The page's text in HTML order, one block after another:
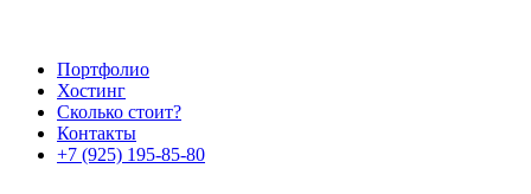
Портфолио
Хостинг
Сколько стоит?
Контакты
+7 (925) 195-85-80